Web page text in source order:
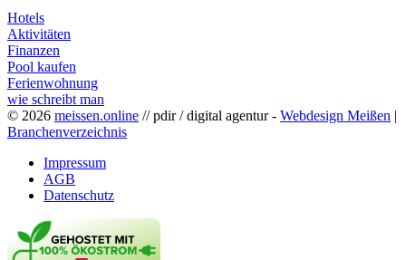
Hotels
Aktivitäten
Finanzen
Pool kaufen
Ferienwohnung
wie schreibt man
© 2026 meissen.online // pdir / digital agentur - Webdesign Meißen |
Branchenverzeichnis
Impressum
AGB
Datenschutz